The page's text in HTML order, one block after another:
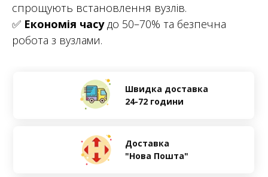
спрощують встановлення вузлів.
✅ Економія часудо 50–70% та безпечна
робота з вузлами.
Швидка доставка
24-72 години
Доставка
"Нова Пошта"